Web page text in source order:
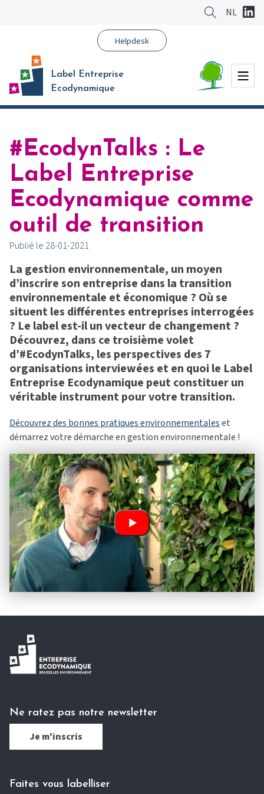
NL
Helpdesk
Label Entreprise
Ecodynamique
Menu
#EcodynTalks : Le
Label Entreprise
Ecodynamique comme
outil de transition
Publié le 28-01-2021
La gestion environnementale, un moyen
d’inscrire son entreprise dans la transition
environnementale et économique ? Où se
situent les différentes entreprises interrogées
? Le label est-il un vecteur de changement ?
Découvrez, dans ce troisième volet
d’#EcodynTalks, les perspectives des 7
organisations interviewées et en quoi le Label
Entreprise Ecodynamique peut constituer un
véritable instrument pour votre transition.
Découvrez des bonnes pratiques environnementaleset
démarrez votre démarche en gestion environnementale !
Ne ratez pas notre newsletter
Je m'inscris
Faites vous labelliser